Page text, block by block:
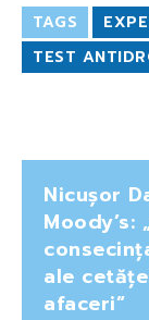
TAGS
TEST
Nicușor
Moody’s:
ale
afaceri”